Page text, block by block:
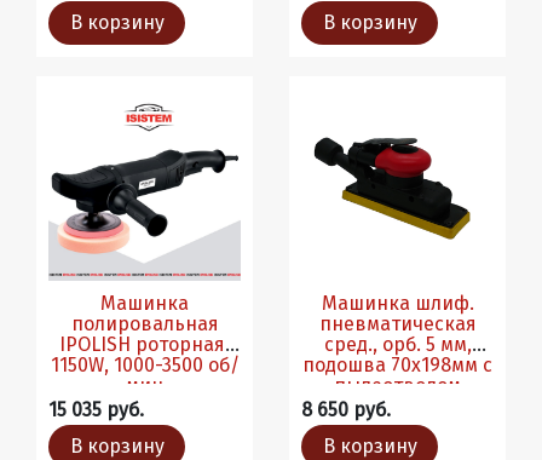
В корзину
В корзину
Машинка
полировальная
IPOLISH роторная,
1150W, 1000-3500 об/
мин
15 035 руб.
В корзину
Машинка шлиф.
пневматическая
сред., орб. 5 мм,
подошва 70х198мм c
пылеотводом
8 650 руб.
В корзину